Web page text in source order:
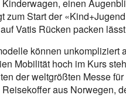
einen
zum Start der
Vatis Rücken packen
können unkompliziert
Mobilität hoch im Kurs
der weltgrößten Messe
aus Norwegen,